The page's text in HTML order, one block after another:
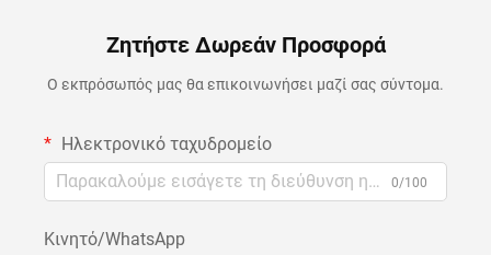
Ζητήστε Δωρεάν Προσφορά
Ο εκπρόσωπός μας θα επικοινωνήσει μαζί σας σύντομα.
Ηλεκτρονικό ταχυδρομείο
0/100
Κινητό/WhatsApp